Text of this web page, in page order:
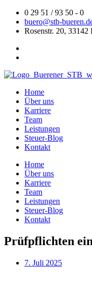
Zum
Inhalt
springen
0 29 51 / 93 50 - 0
buero@stb-
Rosenstr. 20, 33142
Home
Über uns
Karriere
Team
Leistungen
Steuer-Blog
Kontakt
Home
Über uns
Karriere
Team
Leistungen
Steuer-Blog
Kontakt
Prüfpflichten
7. Juli 2025